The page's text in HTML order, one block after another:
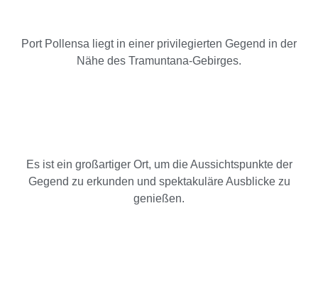
Port Pollensa liegt in einer privilegierten Gegend in der
Nähe des Tramuntana-Gebirges.
Es ist ein großartiger Ort, um die Aussichtspunkte der
Gegend zu erkunden und spektakuläre Ausblicke zu
genießen.